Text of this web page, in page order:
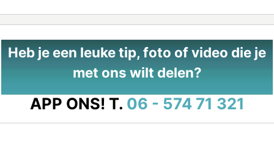
Heb je een leuke tip, foto of video die je
met ons wilt delen?
APP ONS! T. 06 - 574 71 321